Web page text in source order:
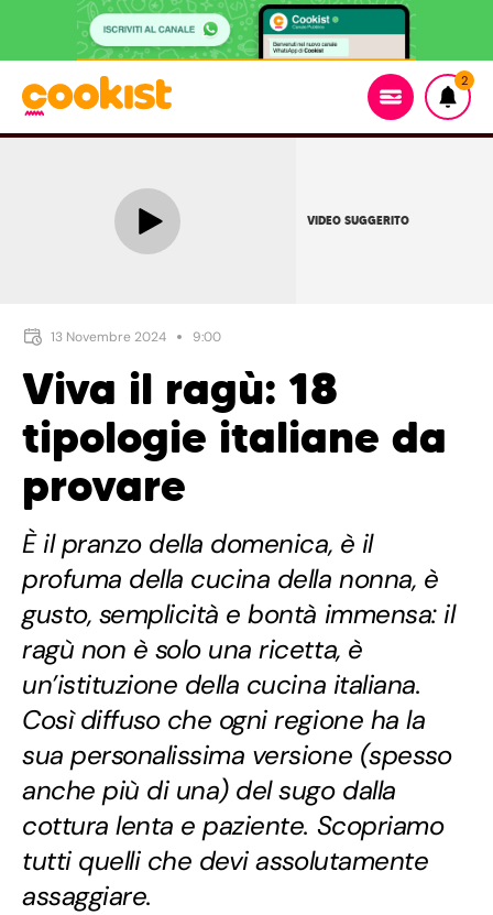
2
VIDEO SUGGERITO
13 Novembre 2024 9:00
Viva il ragù: 18
tipologie italiane da
provare
È il pranzo della domenica, è il
profuma della cucina della nonna, è
gusto, semplicità e bontà immensa: il
ragù non è solo una ricetta, è
un’istituzione della cucina italiana.
Così diffuso che ogni regione ha la
sua personalissima versione (spesso
anche più di una) del sugo dalla
cottura lenta e paziente. Scopriamo
tutti quelli che devi assolutamente
assaggiare.